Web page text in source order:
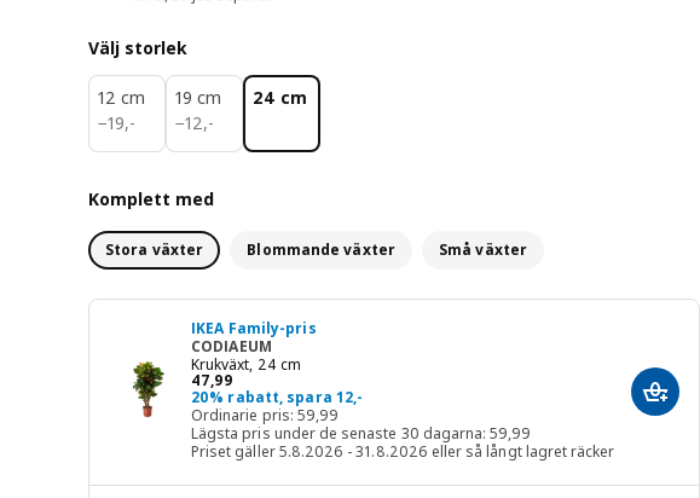
Välj storlek
12 cm
−19,-
19,-
19 cm
−12,-
12,-
24 cm
Komplett med
Stora växter Blommande växter Små växter
IKEA Family-pris
CODIAEUM
Krukväxt, 24 cm
47,99
Pris 47,99
20% rabatt, spara 12,-
Ordinarie pris: 59,99
Lägsta pris under de senaste 30 dagarna: 59,99
Priset gäller 5.8.2026 - 31.8.2026 eller så långt lagret räcker
Lägg